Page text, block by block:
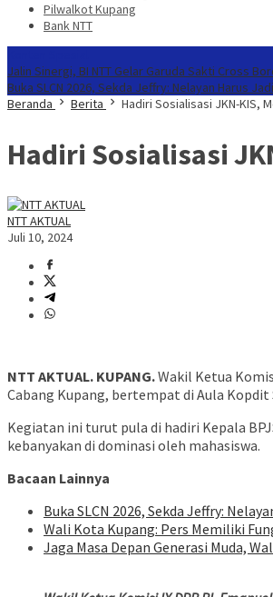
Pilwalkot Kupang
Bank NTT
Jalin Sinergi, BI NTT Gelar Garuda Sakti Cross
Buka SLCN 2026, Sekda Jeffry: Nelayan Harus
Beranda
Berita Hadiri Sosialisasi JKN-KIS,
Hadiri Sosialisasi
NTT AKTUAL
Juli 10, 2024
NTT AKTUAL. KUPANG.Wakil Ketua
Cabang Kupang, bertempat di Aula Kopdit
Kegiatan ini turut pula di hadiri Kepala
kebanyakan di dominasi oleh mahasiswa.
Bacaan Lainnya
Buka SLCN 2026, Sekda Jeffry:
Wali Kota Kupang: Pers Memiliki
Jaga Masa Depan Generasi Muda,